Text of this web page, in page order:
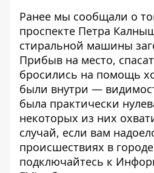
Ранее мы сообщали о
проспекте Петра
стиральной машины
Прибыв на место,
бросились на помощь
были внутри —
была практически
некоторых из них
случай, если вам
происшествиях в
подключайтесь к